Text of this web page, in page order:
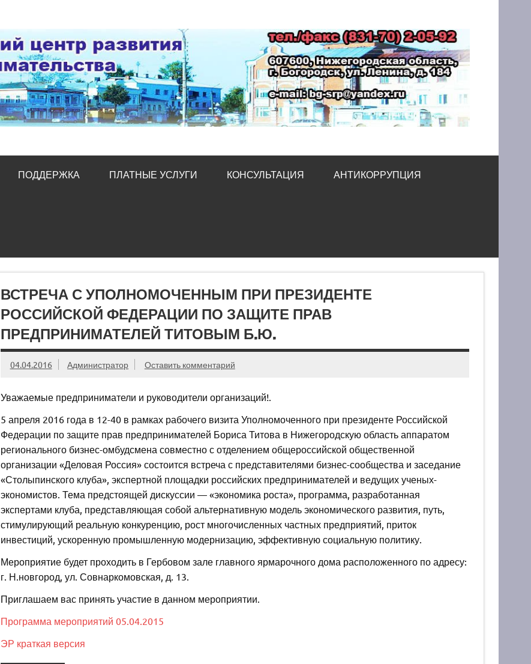
ПОДДЕРЖКА ПЛАТНЫЕ УСЛУГИ КОНСУЛЬТАЦИЯ АНТИКОРРУПЦИЯ
ВСТРЕЧА С УПОЛНОМОЧЕННЫМ ПРИ ПРЕЗИДЕНТЕ
РОССИЙСКОЙ ФЕДЕРАЦИИ ПО ЗАЩИТЕ ПРАВ
ПРЕДПРИНИМАТЕЛЕЙ ТИТОВЫМ Б.Ю.
04.04.2016 Администратор Оставить комментарий
Уважаемые предприниматели и руководители организаций!.
5 апреля 2016 года в 12-40 в рамках рабочего визита Уполномоченного при президенте Российской
Федерации по защите прав предпринимателей Бориса Титова в Нижегородскую область аппаратом
регионального бизнес-омбудсмена совместно с отделением общероссийской общественной
организации «Деловая Россия» состоится встреча с представителями бизнес-сообщества и заседание
«Столыпинского клуба», экспертной площадки российских предпринимателей и ведущих ученых-
экономистов. Тема предстоящей дискуссии — «экономика роста», программа, разработанная
экспертами клуба, представляющая собой альтернативную модель экономического развития, путь,
стимулирующий реальную конкуренцию, рост многочисленных частных предприятий, приток
инвестиций, ускоренную промышленную модернизацию, эффективную социальную политику.
Мероприятие будет проходить в Гербовом зале главного ярмарочного дома расположенного по адресу:
г. Н.новгород, ул. Совнаркомовская, д. 13.
Приглашаем вас принять участие в данном мероприятии.
Программа мероприятий 05.04.2015
ЭР краткая версия